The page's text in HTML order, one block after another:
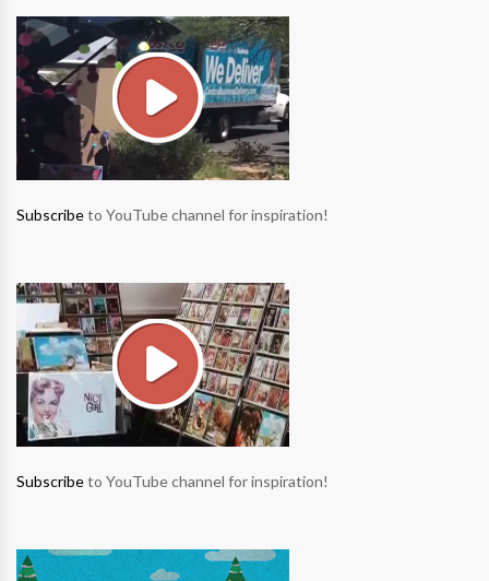
Subscribeto YouTube channel for inspiration!
Subscribeto YouTube channel for inspiration!